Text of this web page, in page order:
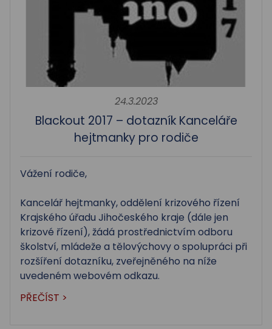
24.3.2023
Blackout 2017 – dotazník Kanceláře
hejtmanky pro rodiče
Vážení rodiče,
Kancelář hejtmanky, oddělení krizového řízení
Krajského úřadu Jihočeského kraje (dále jen
krizové řízení), žádá prostřednictvím odboru
školství, mládeže a tělovýchovy o spolupráci při
rozšíření dotazníku, zveřejněného na níže
uvedeném webovém odkazu.
PŘEČÍST